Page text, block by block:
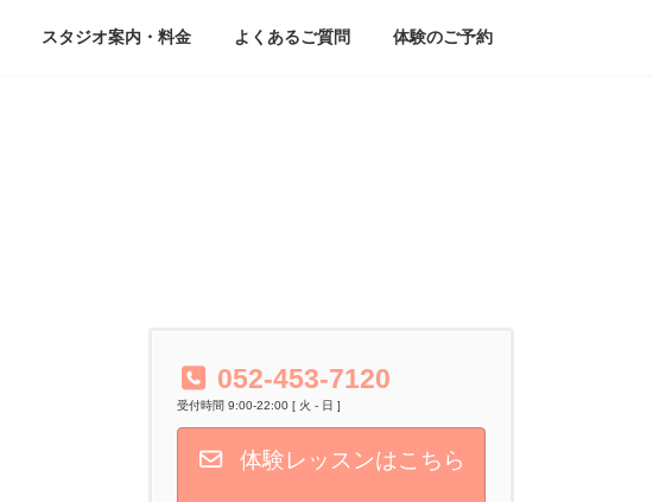
スタジオ案内・料金 よくあるご質問 体験のご予約
052-453-7120
受付時間 9:00-22:00 [ 火 - 日 ]
体験レッスンはこちら